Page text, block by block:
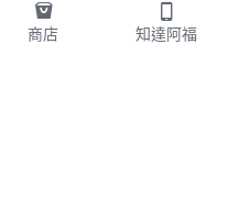
商店 知達阿福